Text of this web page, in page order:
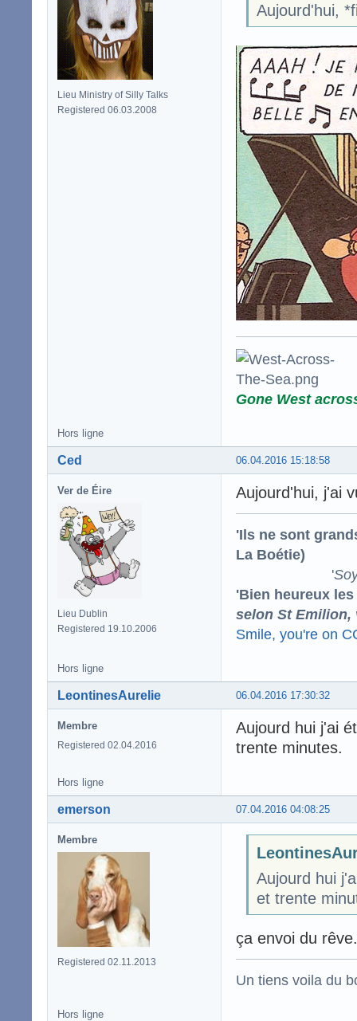
Lieu Ministry of Silly Talks
Registered 06.03.2008
Aujourd'hui,
Gone West
Hors ligne
06.04.2016 15:18:58
Ced
Ver de Éire
Lieu Dublin
Registered 19.10.2006
Aujourd'hui, j'ai
'Ils ne sont
La Boétie)
'
'Bien heureux
selon St Emilion,
Smile, you're on
Hors ligne
06.04.2016 17:30:32
LeontinesAurelie
Membre
Registered 02.04.2016
Aujourd hui j'ai
trente minutes.
Hors ligne
07.04.2016 04:08:25
emerson
Membre
Registered 02.11.2013
Aujourd hui
et trente
ça envoi du
Un tiens voila du
Hors ligne